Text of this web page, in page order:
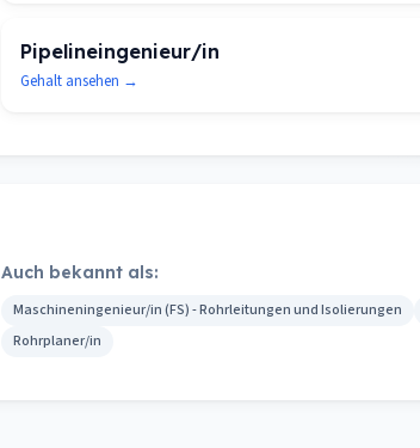
Pipelineingenieur/in
Gehalt ansehen →
Auch bekannt als:
Maschineningenieur/in (FS) - Rohrleitungen und Isolierungen
Rohrplaner/in